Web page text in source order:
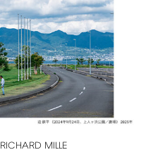
RICHARD MILLE